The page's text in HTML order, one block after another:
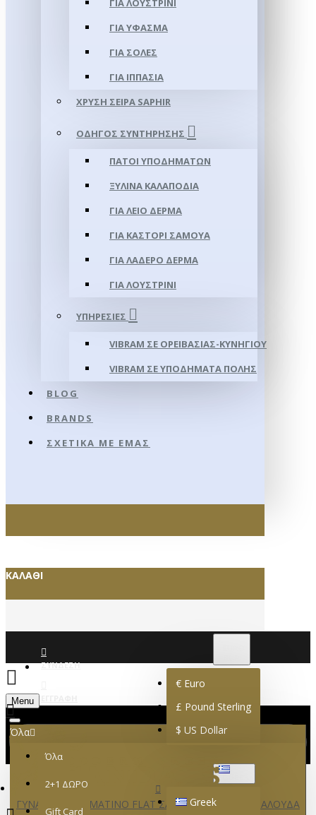
ΓΙΑ ΛΟΥΣΤΡΊΝΙ
ΓΙΑ ΥΦΑΣΜΑ
ΓΙΑ ΣΌΛΕΣ
ΓΙΑ ΙΠΠΑΣΊΑ
ΧΡΥΣΉ ΣΕΙΡΆ SAPHIR
ΟΔΗΓΌΣ ΣΥΝΤΉΡΗΣΗΣ
ΠΆΤΟΙ ΥΠΟΔΗΜΆΤΩΝ
ΞΎΛΙΝΑ ΚΑΛΑΠΌΔΙΑ
ΓΙΑ ΛΕΊΟ ΔΈΡΜΑ
ΓΙΑ ΚΑΣΤΌΡΙ ΣΑΜΟΎΑ
ΓΙΑ ΛΑΔΕΡΌ ΔΈΡΜΑ
ΓΙΑ ΛΟΥΣΤΡΊΝΙ
ΥΠΗΡΕΣΊΕΣ
VIBRAM ΣΕ ΟΡΕΙΒΑΣΊΑΣ-ΚΥΝΗΓΊΟΥ
VIBRAM ΣΕ ΥΠΟΔΉΜΑΤΑ ΠΌΛΗΣ
BLOG
BRANDS
ΣΧΕΤΙΚΆ ΜΕ ΕΜΆΣ
ΚΑΛΆΘΙ
ΣΎΝΔΕΣΗ
€ Euro
£ Pound Sterling
$ US Dollar
Greek
Menu
Όλα
Όλα
2+1 ΔΩΡΟ
Gift Card
ΓΥΝΑΙΚΕΙΟ ΔΕΡΜΑΤΙΝΟ FLAT ΣΑΝΔΑΛΙ ΜΑΥΡΟ ΠΕΤΑΛΟΥΔΑ